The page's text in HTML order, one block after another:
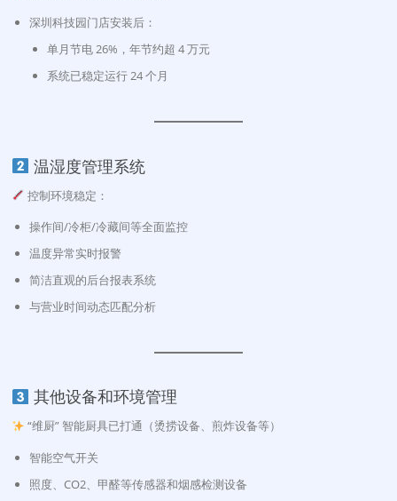
深圳科技园门店安装后：
单月节电 26%，年节约超 4 万元
系统已稳定运行 24 个月
温湿度管理系统
控制环境稳定：
操作间/冷柜/冷藏间等全面监控
温度异常实时报警
简洁直观的后台报表系统
与营业时间动态匹配分析
其他设备和环境管理
“维厨” 智能厨具已打通（烫捞设备、煎炸设备等）
智能空气开关
照度、CO2、甲醛等传感器和烟感检测设备